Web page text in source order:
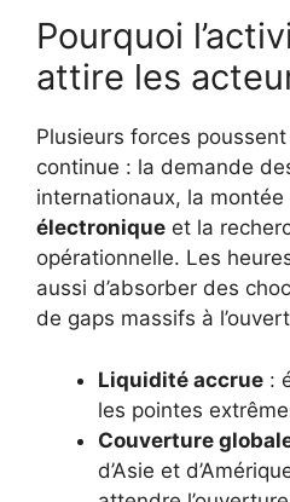
Pourquoi
attire les
Plusieurs forces
continue : la demande
internationaux, la montée
électronique et la
opérationnelle. Les
aussi d’absorber des
de gaps massifs à
Liquidité accrue :
les pointes
Couverture
d’Asie et